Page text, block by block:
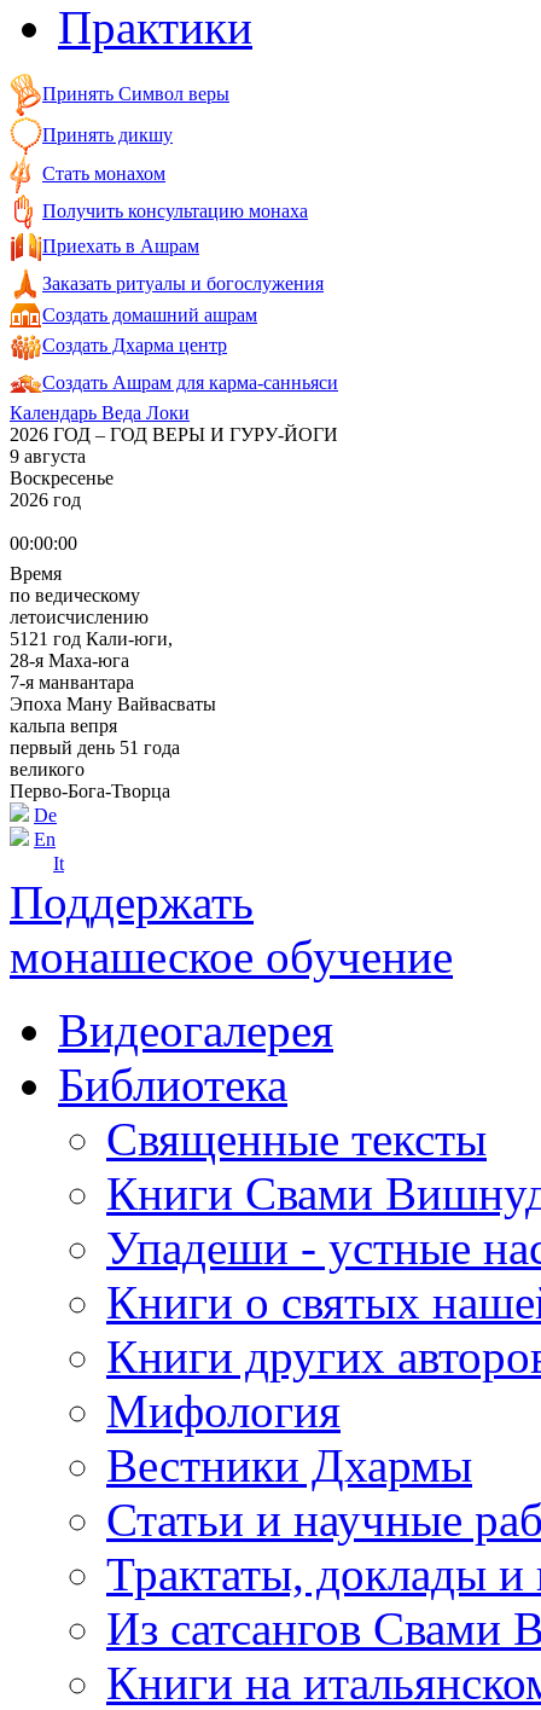
Практики
Принять Символ веры
Принять дикшу
Стать монахом
Получить консультацию монаха
Приехать в Ашрам
Заказать ритуалы и богослужения
Создать домашний ашрам
Создать Дхарма центр
Создать Ашрам для карма-санньяси
Календарь Веда Локи
2026 ГОД – ГОД ВЕРЫ И ГУРУ-ЙОГИ
9 августа
Воскресенье
2026 год
00:00:00
Время
по ведическому
летоисчислению
5121 год Кали-юги,
28-я Маха-юга
7-я манвантара
Эпоха Ману Вайвасваты
кальпа вепря
первый день 51 года
великого
Перво-Бога-Творца
De
En
It
Поддержать
монашеское обучение
Видеогалерея
Библиотека
Священные тексты
Книги Свами
Упадеши - устные
Книги о святых
Книги других
Мифология
Вестники Дхармы
Статьи и научные
Трактаты, доклады
Из сатсангов Свами
Книги на